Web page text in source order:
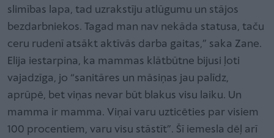
slimības lapa, tad uzrakstīju atlūgumu un stājos
bezdarbniekos. Tagad man nav nekāda statusa, taču
ceru rudenī atsākt aktīvās darba gaitas,” saka Zane.
Elija iestarpina, ka mammas klātbūtne bijusi ļoti
vajadzīga, jo “sanitāres un māsiņas jau palīdz,
aprūpē, bet viņas nevar būt blakus visu laiku. Un
mamma ir mamma. Viņai varu uzticēties par visiem
100 procentiem, varu visu stāstīt”. Šī iemesla dēļ arī